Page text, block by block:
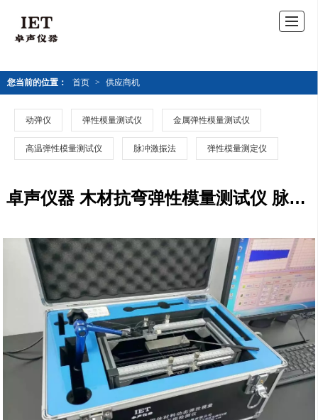
您当前的位置： 首页 > 供应商机
动弹仪 弹性模量测试仪 金属弹性模量测试仪
高温弹性模量测试仪 脉冲激振法 弹性模量测定仪
卓声仪器 木材抗弯弹性模量测试仪 脉冲激振法 共振法 无损检测